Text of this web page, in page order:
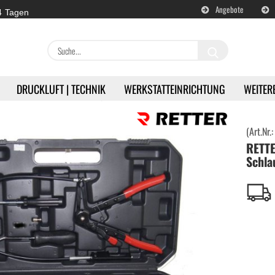
Tagen Angebote
DRUCKLUFT | TECHNIK WERKSTATTEINRICHTUNG
Akku | Werkzeuge anzeigen
Milwaukee | Akkugeräte
DeWALT | Akkugeräte
RETTER | Akkugeräte
RTA4013 Schlauchklemmenzange Set
(Art.Nr.: